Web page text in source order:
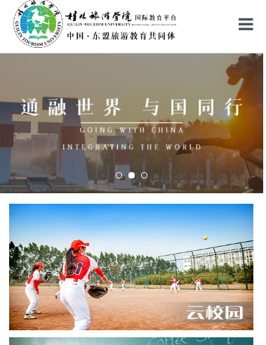
首页
云
移
学
入
职
创
校